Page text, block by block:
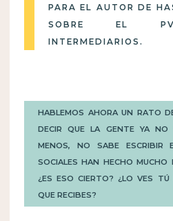
PARA EL AUTOR DE
SOBRE EL
INTERMEDIARIOS.
HABLEMOS AHORA UN RATO
DECIR QUE LA GENTE YA NO
MENOS, NO SABE ESCRIBIR
SOCIALES HAN HECHO MUCHO
¿ES ESO CIERTO? ¿LO VES TÚ
QUE RECIBES?